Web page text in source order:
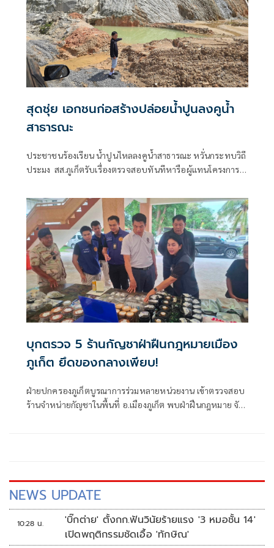
สุดชุ่ย เอกชนก่อสร้างปล่อยน้ำปูนลงคูน้ำ
สาธารณะ
ประชาชนร้องเรียน น้ำปูนไหลลงคูน้ำสาธารณะ หวั่นกระทบวิถี
ประมง สส.ภูเก็ตรับเรื่องตรวจสอบทันทีหารือผู้แทนโครงการฯ
บุกตรวจ 5 ร้านกัญชาฝ่าฝืนกฎหมายเมือง
ภูเก็ต ยึดของกลางเพียบ!
ฝ่ายปกครองภูเก็ตบูรณาการร่วมหลายหน่วยงาน เข้าตรวจสอบ
ร้านจำหน่ายกัญชาในพื้นที่ อ.เมืองภูเก็ต พบฝ่าฝืนกฎหมาย จับ
NEWS UPDATE
10:28 น.
'บิ๊กต่าย' ตั้งกก.ฟันวินัยร้ายแรง '3 หมอชั้น 14'
เปิดพฤติกรรมชัดเอื้อ 'ทักษิณ'